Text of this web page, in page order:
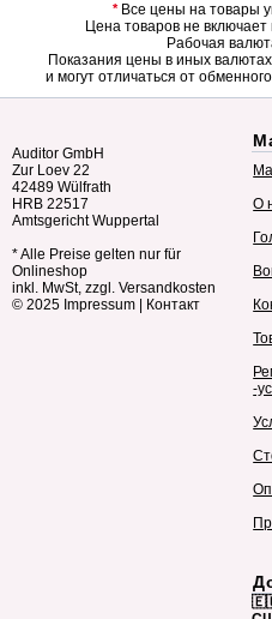
*Все цены на товары
Цена товаров не включает
Рабочая
Показания цены в иных
и могут отличаться от
Auditor GmbH
Zur Loev 22
42489 Wülfrath
HRB 22517
Amtsgericht Wuppertal
* Alle Preise gelten nur für
Onlineshop
inkl. MwSt, zzgl. Versandkosten
© 2025 Impressum Контакт
О
-